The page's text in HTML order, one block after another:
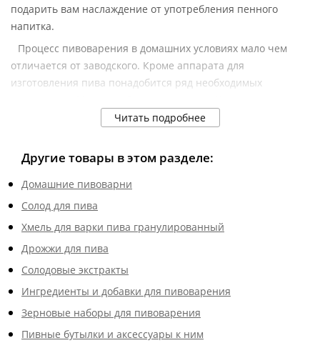
подарить вам наслаждение от употребления пенного
напитка.
Процесс пивоварения в домашних условиях мало чем
отличается от заводского. Кроме аппарата для
изготовления пива понадобится ряд необходимых
предлагает широкий ассортимент товаров, необходимых
Всё для приготовления ароматного пива
По запросу наш менеджер подберет необходимый товар
иного аксессуара. С нашей помощью заниматься
пивоварением несложно. Рекомендуем воспользоваться
полезными статьями из базы знаний в разделе на сайте.
Теперь приготовление пенного будет приносить вам
Читать подробнее
Другие товары в этом разделе:
Домашние пивоварни
Солод для пива
Хмель для варки пива гранулированный
Дрожжи для пива
Солодовые экстракты
Ингредиенты и добавки для пивоварения
Зерновые наборы для пивоварения
Пивные бутылки и аксессуары к ним